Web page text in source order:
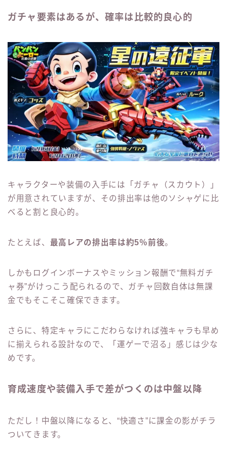
ガチャ要素はあるが、確率は比較的良心的
キャラクターや装備の入手には「ガチャ（スカウト）」
が用意されていますが、その排出率は他のソシャゲに比
べると割と良心的。
たとえば、 最高レアの排出率は約5％前後。
しかもログインボーナスやミッション報酬で“無料ガチ
ャ券”がけっこう配られるので、ガチャ回数自体は無課
金でもそこそこ確保できます。
さらに、特定キャラにこだわらなければ強キャラも早め
に揃えられる設計なので、「運ゲーで沼る」感じは少な
めです。
育成速度や装備入手で差がつくのは中盤以降
ただし！中盤以降になると、“快適さ”に課金の影がチラ
ついてきます。